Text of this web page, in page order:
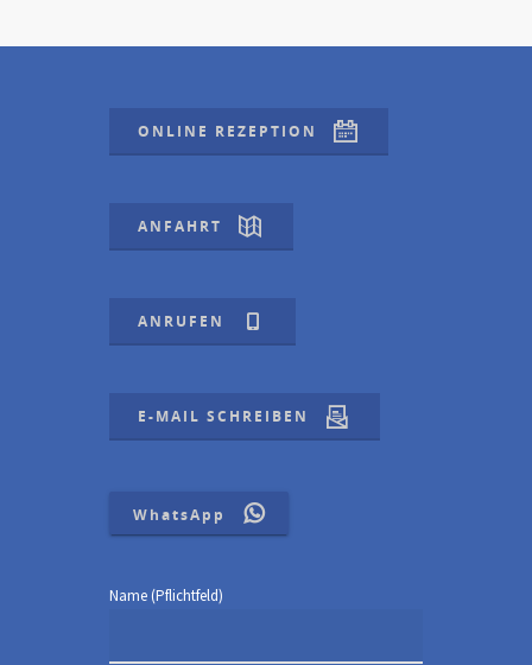
ONLINE REZEPTION
ANFAHRT
ANRUFEN
E-MAIL SCHREIBEN
WhatsApp
Name (Pflichtfeld)